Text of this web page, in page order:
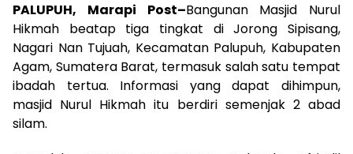
PALUPUH, Marapi Post–Bangunan Masjid Nurul
Hikmah beatap tiga tingkat di Jorong Sipisang,
Nagari Nan Tujuah, Kecamatan Palupuh, Kabupaten
Agam, Sumatera Barat, termasuk salah satu tempat
ibadah tertua. Informasi yang dapat dihimpun,
masjid Nurul Hikmah itu berdiri semenjak 2 abad
silam.